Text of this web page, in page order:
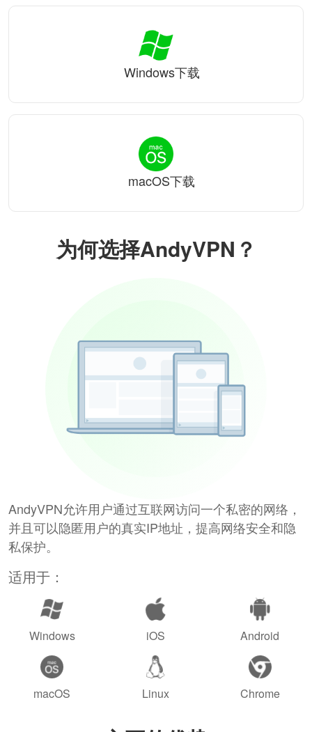
为何选择AndyVPN？
AndyVPN允许用户通过互联网访问一个私密的网络，
并且可以隐匿用户的真实IP地址，提高网络安全和隐
私保护。
适用于：
Windows iOS Android
macOS Linux Chrome
Windows下载
macOS下载